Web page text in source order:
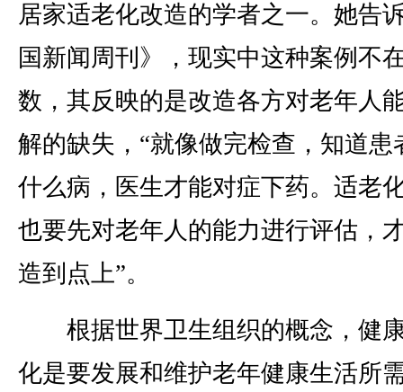
居家适老化改造的学者之一。她告
国新闻周刊》，现实中这种案例不
数，其反映的是改造各方对老年人
解的缺失，“就像做完检查，知道患
什么病，医生才能对症下药。适老
也要先对老年人的能力进行评估，
造到点上”。
根据世界卫生组织的概念，健
化是要发展和维护老年健康生活所